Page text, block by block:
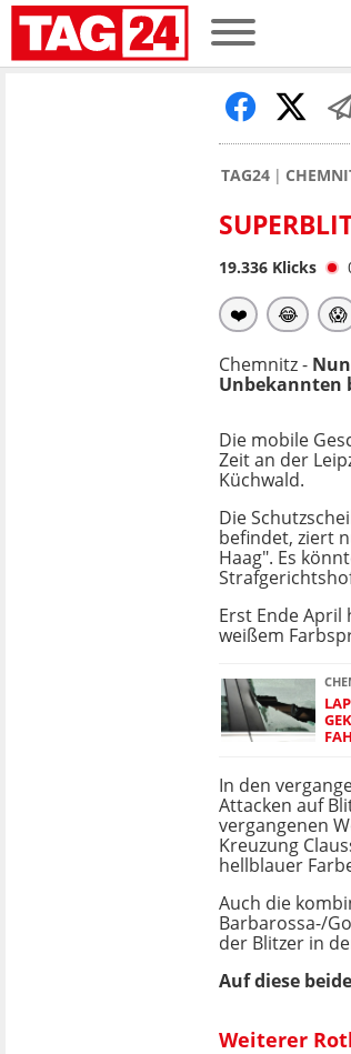
TAG24
19.336 Klicks
❤️ 😂 😱
Chemnitz -
Unbekannten
Die mobile
Zeit an der
Küchwald.
Die
befindet, ziert
Haag". Es
Erst Ende
weißem
In den
Attacken auf
vergangenen
Kreuzung
hellblauer
Auch die
Barbarossa-/
der Blitzer in
Auf diese
Weiterer